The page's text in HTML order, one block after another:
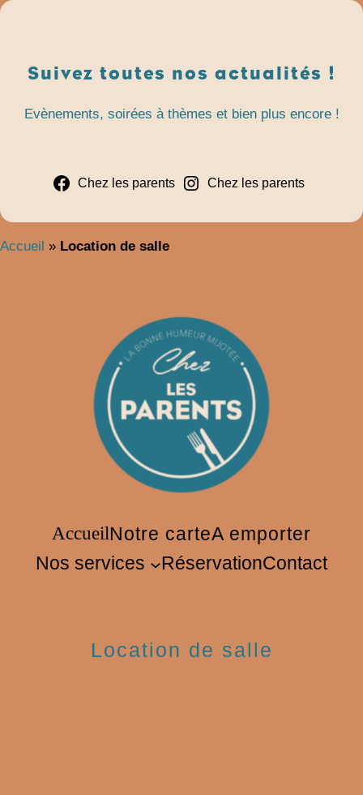
Aller
Suivez toutes nos actualités !
Evènements, soirées à thèmes et bien plus encore !
Chez les parents Chez les parents
Accueil » Location de salle
AccueilNotre carteA emporter
Nos services
RéservationContact
Location de salle